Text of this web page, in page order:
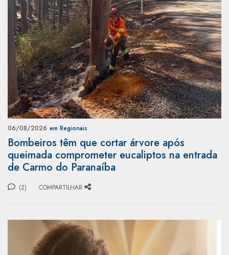
06/08/2026 em Regionais
Bombeiros têm que cortar árvore após
queimada comprometer eucaliptos na entrada
de Carmo do Paranaíba
(2) COMPARTILHAR